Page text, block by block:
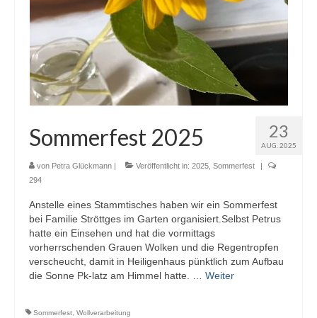
23
AUG. 2025
Sommerfest 2025
von Petra Glückmann Veröffentlicht in: 2025, Sommerfest
294
Anstelle eines Stammtisches haben wir ein Sommerfest
bei Familie Ströttges im Garten organisiert.Selbst Petrus
hatte ein Einsehen und hat die vormittags
vorherrschenden Grauen Wolken und die Regentropfen
verscheucht, damit in Heiligenhaus pünktlich zum Aufbau
die Sonne Pk-latz am Himmel hatte. … Weiter
Sommerfest, Wollverarbeitung